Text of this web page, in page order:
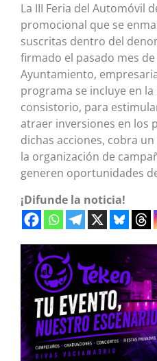
La III Feria del Automóvil
promocional que se
suscritas dentro del
firmado el pasado mes
Ayuntamiento,
programa se incluye en la
consistorio, para
atraer inversiones en los
dichas acciones, cobra
la organización de
generen oportunidades
¡Difunde la noticia!